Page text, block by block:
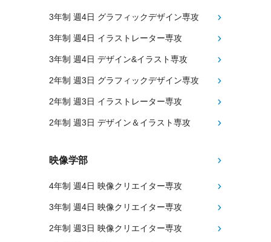
3年制 週4日 グラフィックデザイン専攻
3年制 週4日 イラストレーター専攻
3年制 週4日 デザイン&イラスト専攻
2年制 週3日 グラフィックデザイン専攻
2年制 週3日 イラストレーター専攻
2年制 週3日 デザイン＆イラスト専攻
映像学部
4年制 週4日 映像クリエイター専攻
3年制 週4日 映像クリエイター専攻
2年制 週3日 映像クリエイター専攻